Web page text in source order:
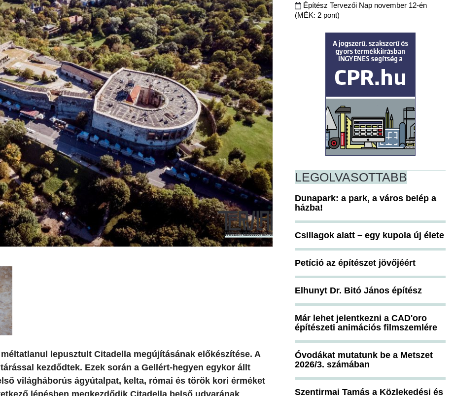
lepusztult Citadella megújításának előkészítése. A
kezdődtek. Ezek során a Gellért-hegyen egykor állt
világháborús ágyútalpat, kelta, római és török kori érméket
lépésben megkezdődik Citadella belső udvarának
Építész Tervezői Nap november 12-én
(MÉK: 2 pont)
LEGOLVASOTTABB
Dunapark: a park, a város belép a
házba!
Csillagok alatt – egy kupola új élete
Petíció az építészet jövőjéért
Elhunyt Dr. Bitó János építész
Már lehet jelentkezni a CAD'oro
építészeti animációs filmszemlére
Óvodákat mutatunk be a Metszet
2026/3. számában
Szentirmai Tamás a Közlekedési és